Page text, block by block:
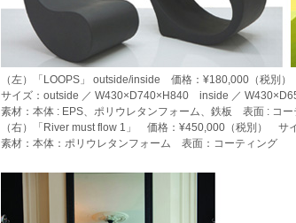
（左）「LOOPS」 outside/inside 価格：¥180,000（税別）
サイズ：outside ／ W430×D740×H840 inside ／
素材：本体 : EPS、ポリウレタンフォーム、鉄板 表面 : コ
（右）「River must flow 1」 価格：¥450,000（税別） サ
素材：本体：ポリウレタンフォーム 表面：コーティング